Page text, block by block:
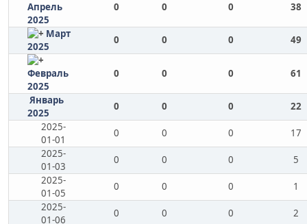
Апрель
2025
0 0 0 38
Март
2025
0 0 0 49
Февраль
2025
0 0 0 61
Январь
2025
0 0 0
22
2025-
01-01
0 0 0
17
2025-
01-03
0 0 0
5
2025-
01-05
0 0 0
1
2025-
01-06
0 0 0 2